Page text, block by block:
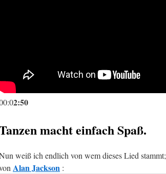
2:50
macht einfach Spaß.
weiß ich endlich von wem dieses Lied stammt;
Alan Jackson :